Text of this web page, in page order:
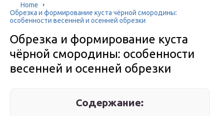
Home
Обрезка и формирование куста чёрной смородины:
особенности весенней и осенней обрезки
Обрезка и формирование куста
чёрной смородины: особенности
весенней и осенней обрезки
Содержание: